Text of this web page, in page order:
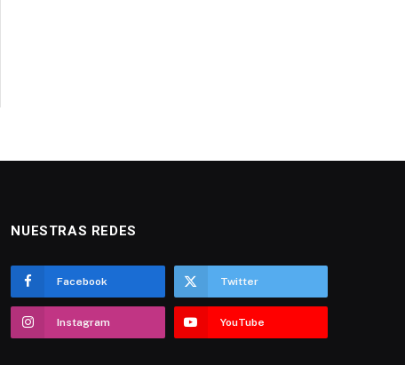
NUESTRAS REDES
Facebook Twitter
Instagram YouTube